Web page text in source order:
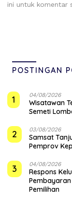
ini untuk komentar
POSTINGAN
1 04/08/2026
Wisatawan
Semeti
2 03/08/2026
Samsat
Pemprov
3 04/08/2026
‎Respons
Pemilihan